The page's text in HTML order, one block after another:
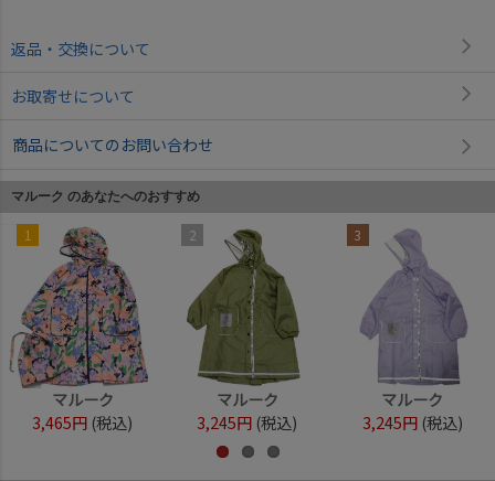
返品・交換について
お取寄せについて
商品についてのお問い合わせ
マルーク のあなたへのおすすめ
1
マルーク
3,465円 (税込)
2
マルーク
3,245円 (税込)
3
マルーク
3,245円 (税込)